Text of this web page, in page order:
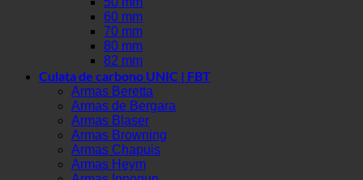
60 mm
70 mm
80 mm
82 mm
Culata de carbono UNIC | FBT
Armas Beretta
Armas de Bergara
Armas Blaser
Armas Browning
Armas Chapuis
Armas Heym